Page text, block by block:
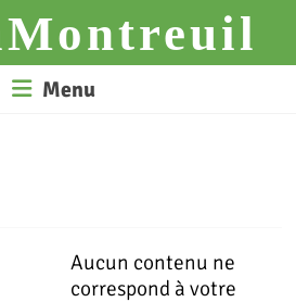
Menu
Aucun contenu ne
correspond à votre